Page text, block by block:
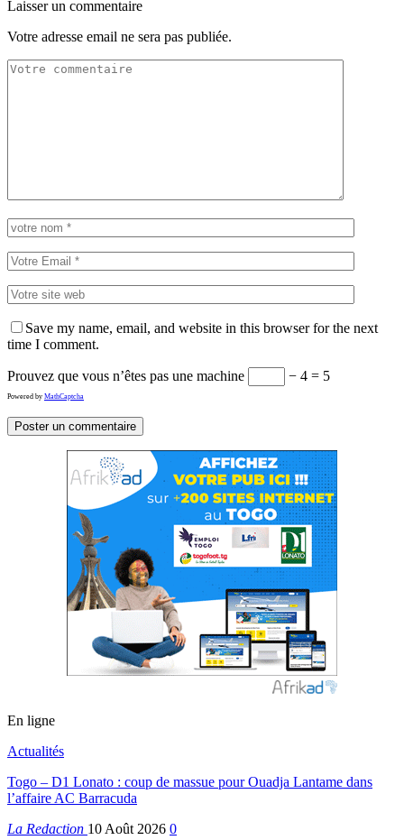
Laisser un commentaire
Votre adresse email ne sera pas publiée.
Save my name, email, and website in this browser for the next
time I comment.
Prouvez que vous n’êtes pas une machine − 4 = 5
Powered by MathCaptcha
En ligne
Actualités
Togo – D1 Lonato : coup de massue pour Ouadja Lantame dans
l’affaire AC Barracuda
La Redaction 10 Août 2026 0